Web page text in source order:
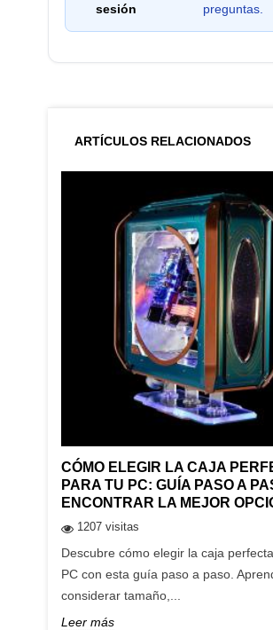
sesión
preguntas.
ARTÍCULOS RELACIONADOS
CÓMO ELEGIR LA CAJA
PARA TU PC: GUÍA PASO A
ENCONTRAR LA MEJOR
1207 visitas
Descubre cómo elegir la caja
PC con esta guía paso a paso.
considerar tamaño,...
Leer más